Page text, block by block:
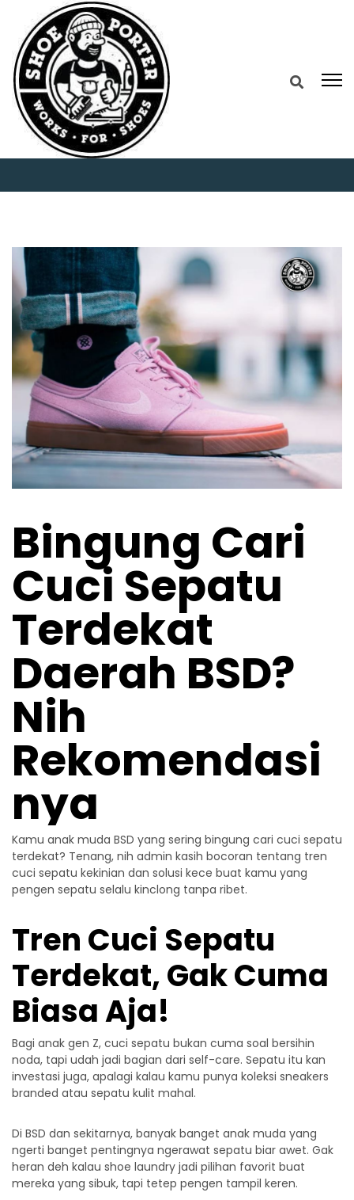
Home
Bingung Cari Cuci Sepatu Terdekat
Daerah BSD? Nih Rekomendasinya
Bingung Cari
Cuci Sepatu
Terdekat
Daerah BSD?
Nih
Rekomendasi
nya
Kamu anak muda BSD yang sering bingung cari cuci sepatu
terdekat? Tenang, nih admin kasih bocoran tentang tren
cuci sepatu kekinian dan solusi kece buat kamu yang
pengen sepatu selalu kinclong tanpa ribet.
Tren Cuci Sepatu
Terdekat, Gak Cuma
Biasa Aja!
Bagi anak gen Z, cuci sepatu bukan cuma soal bersihin
noda, tapi udah jadi bagian dari self-care. Sepatu itu kan
investasi juga, apalagi kalau kamu punya koleksi sneakers
branded atau sepatu kulit mahal.
Di BSD dan sekitarnya, banyak banget anak muda yang
ngerti banget pentingnya ngerawat sepatu biar awet. Gak
heran deh kalau shoe laundry jadi pilihan favorit buat
mereka yang sibuk, tapi tetep pengen tampil keren.